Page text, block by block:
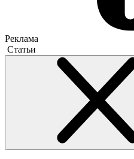
Реклама
Статьи